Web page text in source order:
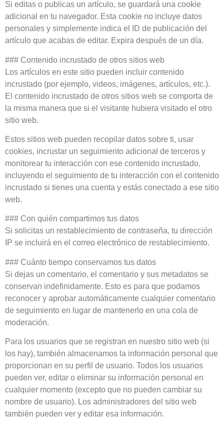
Si editas o publicas un artículo, se guardará una cookie
adicional en tu navegador. Esta cookie no incluye datos
personales y simplemente indica el ID de publicación del
artículo que acabas de editar. Expira después de un día.
### Contenido incrustado de otros sitios web
Los artículos en este sitio pueden incluir contenido
incrustado (por ejemplo, videos, imágenes, artículos, etc.).
El contenido incrustado de otros sitios web se comporta de
la misma manera que si el visitante hubiera visitado el otro
sitio web.
Estos sitios web pueden recopilar datos sobre ti, usar
cookies, incrustar un seguimiento adicional de terceros y
monitorear tu interacción con ese contenido incrustado,
incluyendo el seguimiento de tu interacción con el contenido
incrustado si tienes una cuenta y estás conectado a ese sitio
web.
### Con quién compartimos tus datos
Si solicitas un restablecimiento de contraseña, tu dirección
IP se incluirá en el correo electrónico de restablecimiento.
### Cuánto tiempo conservamos tus datos
Si dejas un comentario, el comentario y sus metadatos se
conservan indefinidamente. Esto es para que podamos
reconocer y aprobar automáticamente cualquier comentario
de seguimiento en lugar de mantenerlo en una cola de
moderación.
Para los usuarios que se registran en nuestro sitio web (si
los hay), también almacenamos la información personal que
proporcionan en su perfil de usuario. Todos los usuarios
pueden ver, editar o eliminar su información personal en
cualquier momento (excepto que no pueden cambiar su
nombre de usuario). Los administradores del sitio web
también pueden ver y editar esa información.